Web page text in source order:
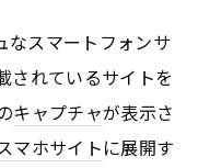
なスマートフォンサ
されているサイトを
キャプチャが表示さ
マホサイトに展開す